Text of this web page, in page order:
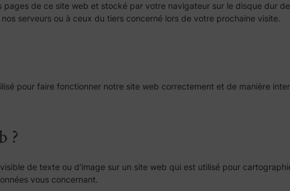
de ce site web et stocké par votre navigateur sur le disque dur
serveurs ou à ceux du tiers concerné lors de votre prochaine visite.
pour faire fonctionner notre site web correctement et de manière
?
de texte ou d’image sur un site web qui est utilisé pour
vous concernant.